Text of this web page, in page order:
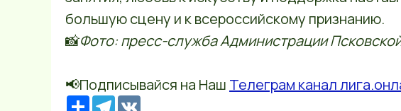
большую сцену и к всероссийскому признанию.
📸Фото: пресс-служба Администрации
📢Подписывайся на Наш Телеграм канал
РесурсTelegram